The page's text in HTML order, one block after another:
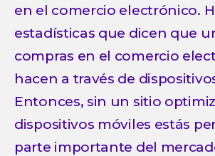
en el comercio electrónico.
estadísticas que dicen que
compras en el comercio
hacen a través de
Entonces, sin un sitio
dispositivos móviles estás
parte importante del